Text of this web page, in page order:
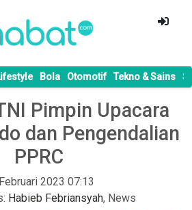
Bola Otomotif Tekno & Sains
Pimpin Upacara
dan Pengendalian
PPRC
2023 07:13
Habieb Febriansyah, News